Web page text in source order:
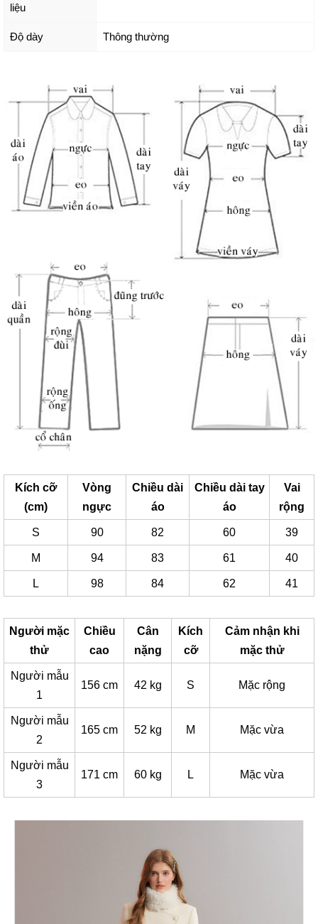
liệu
Độ dày Thông thường
Kích cỡ
(cm)
Vòng
ngực
Chiều dài
áo
Chiều dài tay
áo
Vai
rộng
S 90 82 60 39
M 94 83 61 40
L 98 84 62 41
Người mặc
thử
Chiều
cao
Cân
nặng
Kích
cỡ
Cảm nhận khi
mặc thử
Người mẫu
1
156 cm 42 kg S Mặc rộng
Người mẫu
2
165 cm 52 kg M Mặc vừa
Người mẫu
3
171 cm 60 kg L Mặc vừa